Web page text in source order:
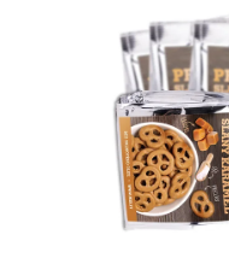
hvězdiček.